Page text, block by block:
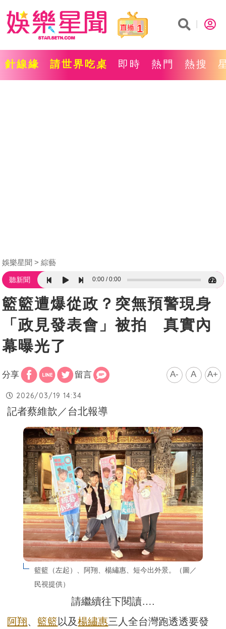
1
針線緣 請世界吃桌 即時 熱門 熱搜
娛樂星聞 綜藝
聽新聞 0:00 0:00
籃籃遭爆從政？突無預警現身
「政見發表會」被拍 真實內
幕曝光了
分享 留言 A- A A+
2026/03/19 14:34
記者蔡維歆／台北報導
籃籃（左起）、阿翔、楊繡惠、短今出外景。（圖／
民視提供）
請繼續往下閱讀….
阿翔、籃籃以及楊繡惠三人全台灣跑透透要發